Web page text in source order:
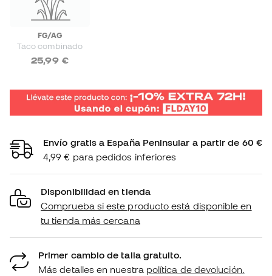
FG/AG
Taco combinado
25,99 €
Envío gratis a España Peninsular a partir de 60 €
4,99 € para pedidos inferiores
Disponibilidad en tienda
Comprueba si este producto está disponible en
tu tienda más cercana
Primer cambio de talla gratuito.
Más detalles en nuestra política de devolución.